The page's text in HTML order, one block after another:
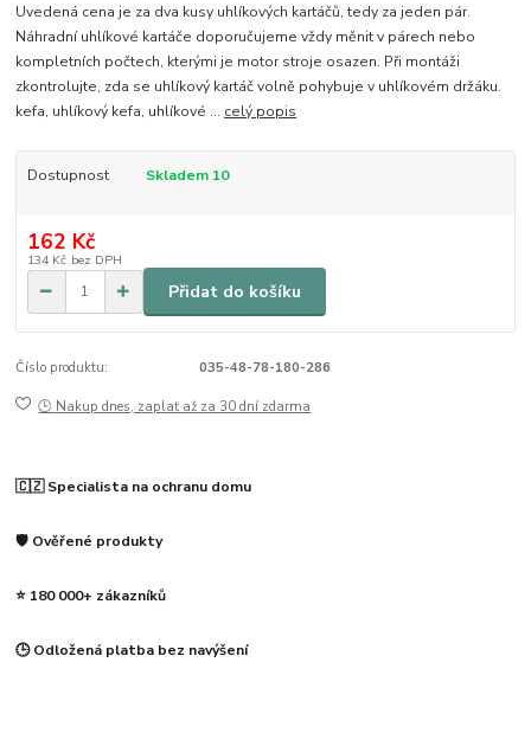
Uvedená cena je za dva kusy uhlíkových kartáčů, tedy za jeden pár.
Náhradní uhlíkové kartáče doporučujeme vždy měnit v párech nebo
kompletních počtech, kterými je motor stroje osazen. Při montáži
zkontrolujte, zda se uhlíkový kartáč volně pohybuje v uhlíkovém držáku.
kefa, uhlíkový kefa, uhlíkové ... celý popis
Dostupnost Skladem 10
162 Kč
134 Kč bez DPH
Přidat do košíku
Číslo produktu: 035-48-78-180-286
🕒 Nakup dnes, zaplať až za 30 dní zdarma
🇨🇿 Specialista na ochranu domu
🛡️ Ověřené produkty
⭐ 180 000+ zákazníků
🕒 Odložená platba bez navýšení